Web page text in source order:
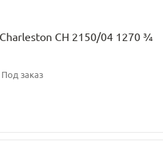
CH 2150/04 1270 ¾
Под заказ